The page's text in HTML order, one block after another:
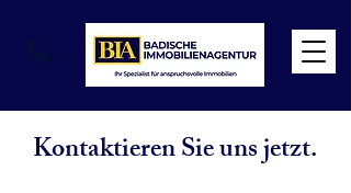
Kontaktieren Sie uns jetzt.